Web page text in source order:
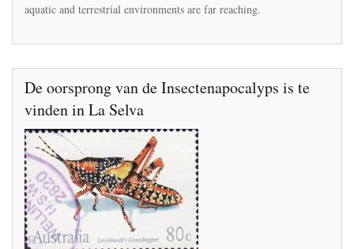
Environmental
Assessments
aquatic and terrestrial environments are far reaching.
De oorsprong van de Insectenapocalyps is te
vinden in La Selva